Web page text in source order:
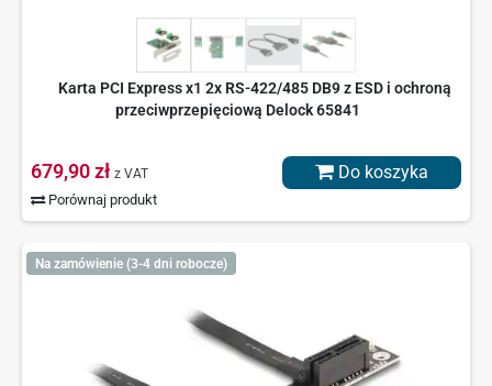
Karta PCI Express x1 2x RS-422/485 DB9 z ESD i ochroną
przeciwprzepięciową Delock 65841
679,90 zł z VAT
Porównaj produkt
Do koszyka
Na zamówienie (3-4 dni robocze)